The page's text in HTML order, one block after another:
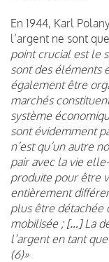
En 1944, Karl
l’argent ne sont
point crucial est le
sont des éléments
également être
marchés
système
sont évidemment
n’est qu’un autre
pair avec la vie
produite pour être
entièrement
plus être détachée
mobilisée ; […] La
l’argent en tant
(6)»